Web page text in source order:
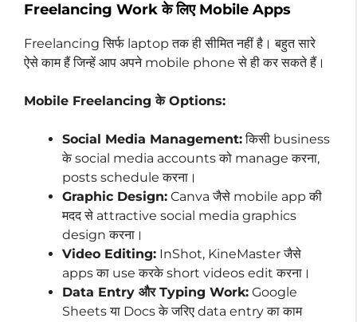
Freelancing Work के लिए Mobile Apps
Freelancing सिर्फ laptop तक ही सीमित नहीं है। बहुत सारे
ऐसे काम हैं जिन्हें आप अपने mobile phone से ही कर सकते हैं।
Mobile Freelancing के Options:
Social Media Management:किसी business
के social media accounts को manage करना,
posts schedule करना।
Graphic Design: Canva जैसे mobile app की
मदद से attractive social media graphics
design करना।
Video Editing: InShot, KineMaster जैसे
apps का use करके short videos edit करना।
Data Entry और Typing Work: Google
Sheets या Docs के जरिए data entry का काम